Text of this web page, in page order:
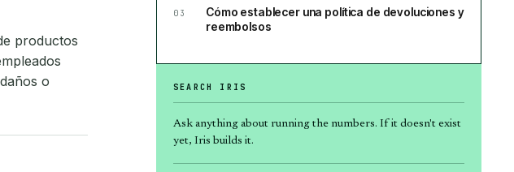
productos
o
03
Cómo establecer una política de devoluciones y
reembolsos
SEARCH IRIS
Ask anything about running the numbers. If it doesn't exist
yet, Iris builds it.